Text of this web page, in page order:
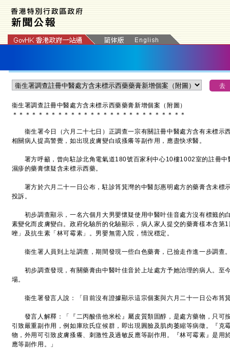
衞生署調查註冊中醫處方含未標示西藥藥膏新增個案（附圖）
＊ ＊ ＊ ＊ ＊ ＊ ＊ ＊ ＊ ＊ ＊ ＊ ＊ ＊ ＊ ＊ ＊ ＊ ＊ ＊ ＊ ＊ ＊ ＊ ＊ ＊ ＊
衞生署今日（六月二十七日）正調查一宗有關註冊中醫處方含有未標示
相關病人提高警覺，如出現皮膚變白或搔癢等副作用，應盡快求醫。
署方呼籲，曾向駐診北角電氣道180號百家利中心10樓1002室的註冊中
濕疹的藥膏懷疑含未標示西藥。
署方於六月二十一日公布，駐診筲箕灣的中醫彭惠明處方的藥膏含未標
投訴。
初步調查顯示，一名六個月大男嬰懷疑使用中醫叶佳音處方沒有標籤的
素變化而皮膚變白。政府化驗所的化驗顯示，病人家人提交的藥膏樣本含第
唑」及抗生素「林可霉素」。男嬰無需入院，情況穩定。
衞生署人員到上址調查，期間發現一些白色藥膏，已撿走作進一步調查
初步調查發現，有關藥膏由中醫叶佳音於上址處方予她治理的病人。至
場。
衞生署發言人說：「目前沒有證據顯示這宗個案與六月二十一日公布筲
發言人解釋：「『二丙酸倍他米松』屬皮質類固醇，是處方藥物，只可
引致嚴重副作用，例如庫欣氏症候群，即出現圓臉及肌肉萎縮等病徵。『克
物，外用可引致皮膚搔癢、刺激性及過敏反應等副作用。『林可霉素』是用
應等副作用。」